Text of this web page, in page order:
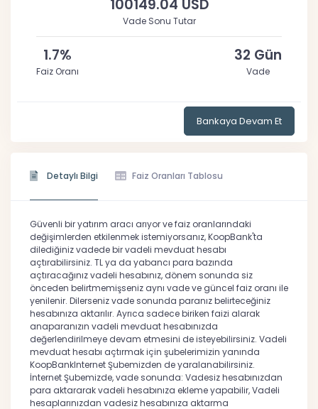
100149.04 USD
Vade Sonu Tutar
1.7%
Faiz Oranı
32 Gün
Vade
Bankaya Devam Et
Detaylı Bilgi Faiz Oranları Tablosu
Güvenli bir yatırım aracı arıyor ve faiz oranlarındaki
değişimlerden etkilenmek istemiyorsanız, KoopBank'ta
dilediğiniz vadede bir vadeli mevduat hesabı
açtırabilirsiniz. TL ya da yabancı para bazında
açtıracağınız vadeli hesabınız, dönem sonunda siz
önceden belirtmemişseniz aynı vade ve güncel faiz oranı ile
yenilenir. Dilerseniz vade sonunda paranız belirteceğiniz
hesabınıza aktarılır. Ayrıca sadece biriken faizi alarak
anaparanızın vadeli mevduat hesabınızda
değerlendirilmeye devam etmesini de isteyebilirsiniz. Vadeli
mevduat hesabı açtırmak için şubelerimizin yanında
KoopBankInternet Şubemizden de yaralanabilirsiniz.
İnternet Şubemizde, vade sonunda: Vadesiz hesabınızdan
para aktararak vadeli hesabınıza ekleme yapabilir, Vadeli
hesaplarınızdan vadesiz hesabınıza aktarma